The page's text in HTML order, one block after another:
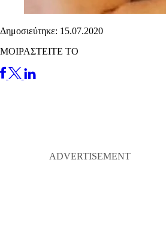
Δημοσιεύτηκε: 15.07.2020
ΜΟΙΡΑΣΤΕΙΤΕ ΤΟ